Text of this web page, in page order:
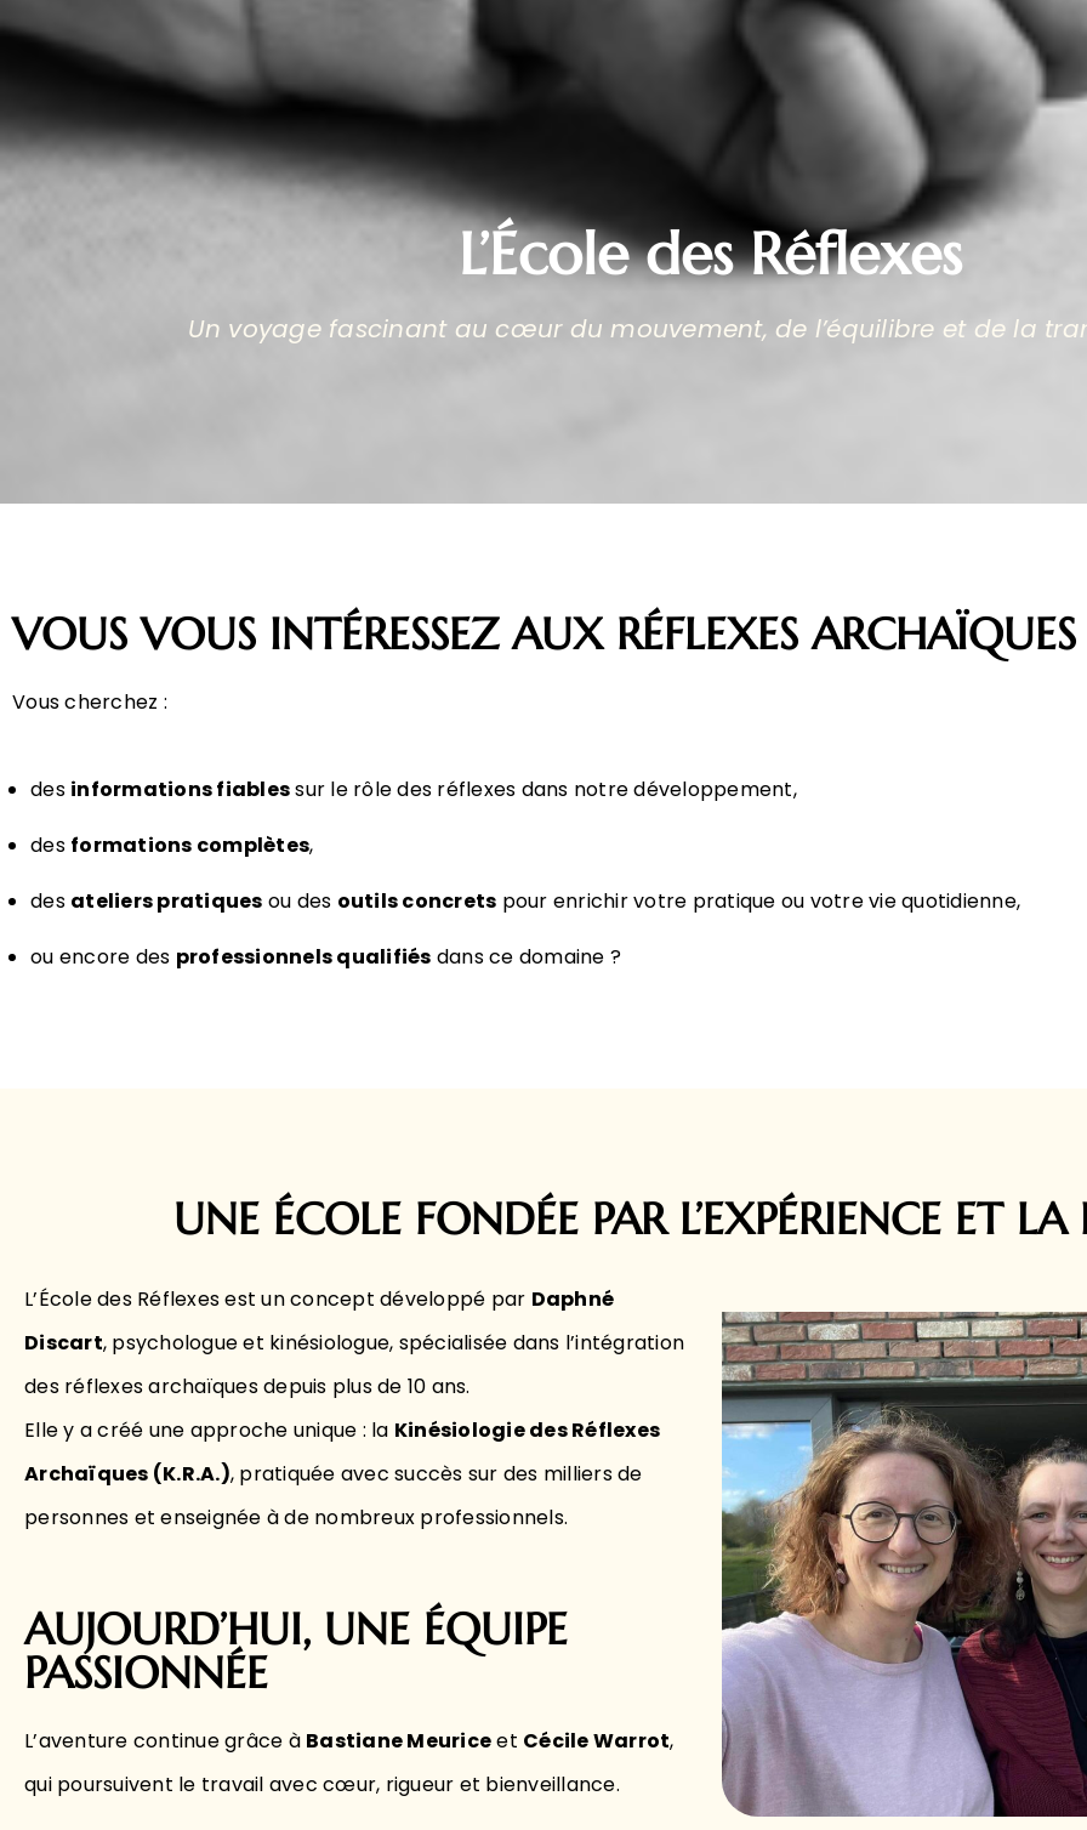
L’École des Réflexes
Un voyage fascinant au cœur du mouvement, de l’équilibre et de la
VOUS VOUS INTÉRESSEZ AUX RÉFLEXES ARCHAÏQUES
Vous cherchez :
des informations fiablessur le rôle des réflexes dans notre développement,
des formations complètes,
des ateliers pratiques ou des outils concrets pour enrichir votre pratique ou votre vie quotidienne,
ou encore des professionnels qualifiés dans ce domaine ?
UNE ÉCOLE FONDÉE PAR L’EXPÉRIENCE ET LA
L’École des Réflexes est un concept développé par Daphné
Discart, psychologue et kinésiologue, spécialisée dans l’intégration
des réflexes archaïques depuis plus de 10 ans.
Elle y a créé une approche unique : la Kinésiologie des Réflexes
Archaïques (K.R.A.), pratiquée avec succès sur des milliers de
personnes et enseignée à de nombreux professionnels.
AUJOURD’HUI, UNE ÉQUIPE
PASSIONNÉE
L’aventure continue grâce à Bastiane Meuriceet Cécile Warrot,
qui poursuivent le travail avec cœur, rigueur et bienveillance.